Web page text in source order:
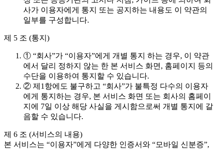
사가 이용자에게 통지 또는 공지하는 내용도 이 약관의
일부를 구성합니다.
제 5 조 (통지)
① “회사”가 “이용자”에게 개별 통지 하는 경우, 이 약관
에서 달리 정하지 않는 한 본 서비스 화면, 홈페이지 등의
수단을 이용하여 통지할 수 있습니다.
② 제1항에도 불구하고 “회사”가 불특정 다수의 이용자
에게 통지하는 경우, 본 서비스 화면 또는 회사의 홈페이
지에 7일 이상 해당 사실을 게시함으로써 개별 통지에 갈
음할 수 있습니다.
제 6 조 (서비스의 내용)
본 서비스는 “이용자”에게 다양한 인증서와 “모바일 신분증”,